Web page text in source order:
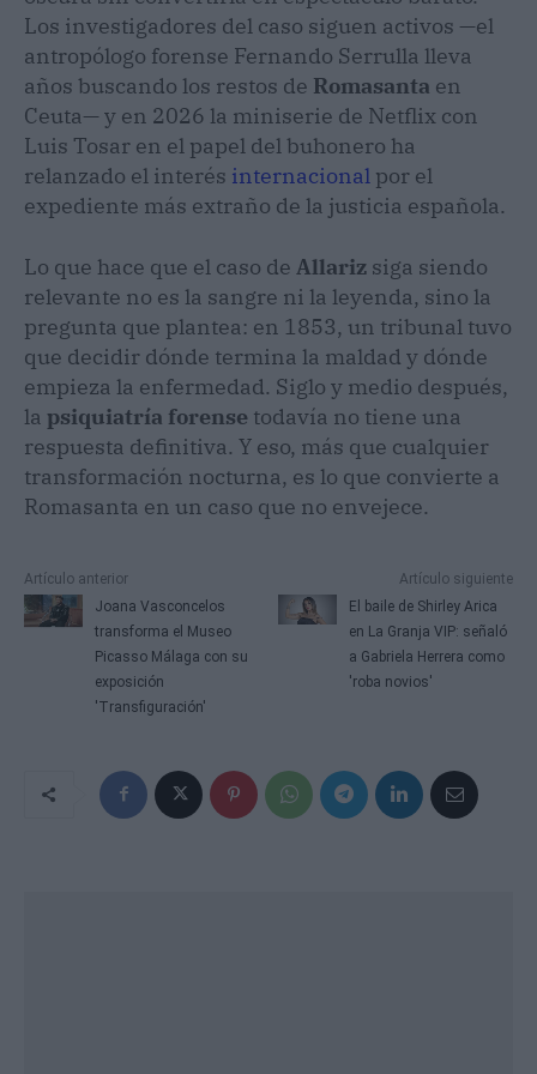
Los investigadores del caso siguen activos —el
antropólogo forense Fernando Serrulla lleva
años buscando los restos de Romasanta en
Ceuta— y en 2026 la miniserie de Netflix con
Luis Tosar en el papel del buhonero ha
relanzado el interés internacional por el
expediente más extraño de la justicia española.
Lo que hace que el caso de Allariz siga siendo
relevante no es la sangre ni la leyenda, sino la
pregunta que plantea: en 1853, un tribunal tuvo
que decidir dónde termina la maldad y dónde
empieza la enfermedad. Siglo y medio después,
la psiquiatría forense todavía no tiene una
respuesta definitiva. Y eso, más que cualquier
transformación nocturna, es lo que convierte a
Romasanta en un caso que no envejece.
Artículo anterior
Joana Vasconcelos
transforma el Museo
Picasso Málaga con su
exposición
'Transfiguración'
Artículo siguiente
El baile de Shirley Arica
en La Granja VIP: señaló
a Gabriela Herrera como
'roba novios'